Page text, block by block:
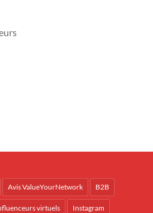
Avis ValueYourNetwork B2B
virtuels Instagram